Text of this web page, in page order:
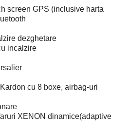
screen GPS (inclusive harta
dezghetare
incalzire
cu 8 boxe, airbag-uri
XENON dinamice(adaptive